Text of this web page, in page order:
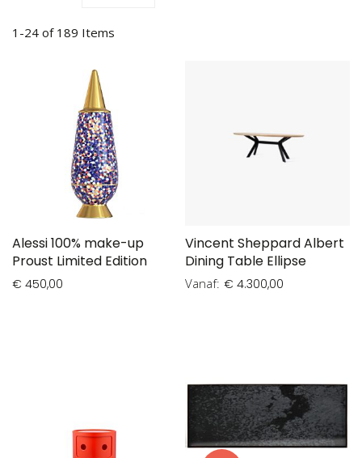
1 -24 of 189 Items
Alessi 100% make-up
Proust Limited Edition
€ 450,00
Vincent Sheppard Albert
Dining Table Ellipse
Vanaf € 4.300,00